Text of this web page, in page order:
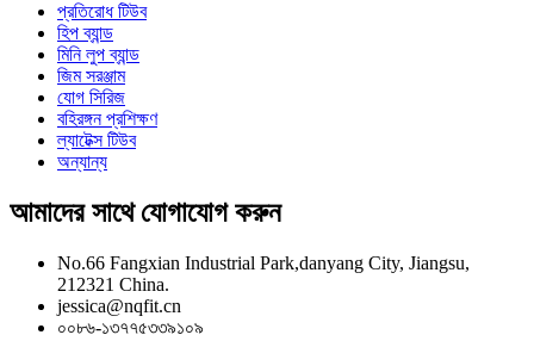
প্রতিরোধ টিউব
হিপ ব্যান্ড
মিনি লুপ ব্যান্ড
জিম সরঞ্জাম
যোগ সিরিজ
বহিরঙ্গন প্রশিক্ষণ
ল্যাটেক্স টিউব
অন্যান্য
আমাদের সাথে যোগাযোগ করুন
No.66 Fangxian Industrial Park,danyang City, Jiangsu,
212321 China.
jessica@nqfit.cn
০০৮৬-১৩৭৭৫৩৩৯১০৯